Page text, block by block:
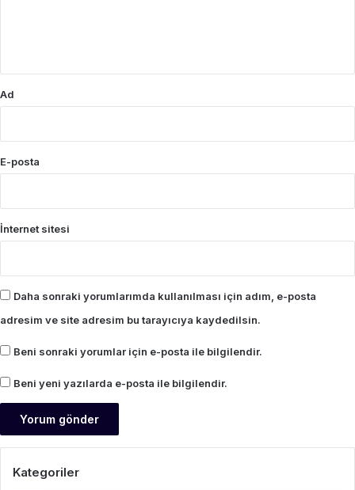
Ad
E-posta
İnternet sitesi
Daha sonraki yorumlarımda kullanılması için adım, e-posta
adresim ve site adresim bu tarayıcıya kaydedilsin.
Beni sonraki yorumlar için e-posta ile bilgilendir.
Beni yeni yazılarda e-posta ile bilgilendir.
Kategoriler